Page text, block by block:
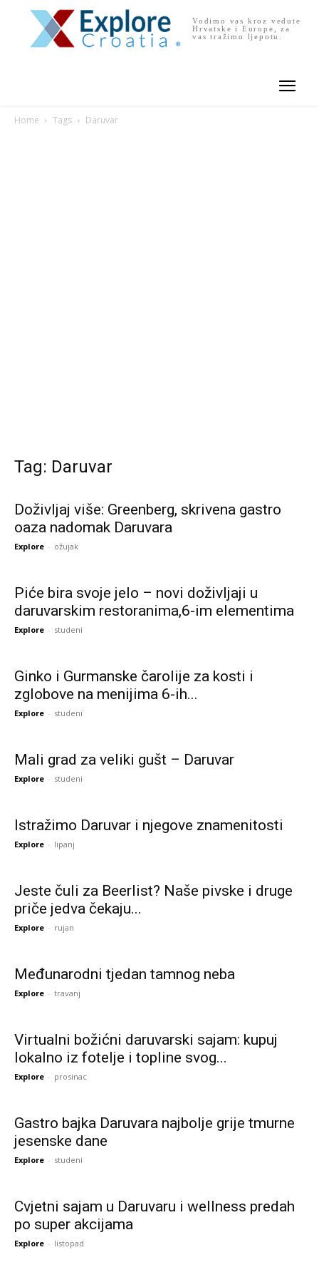
Vodimo vas kroz vedute
Hrvatske i Europe, za
vas tražimo ljepotu.
Home Tags Daruvar
Tag: Daruvar
Doživljaj više: Greenberg, skrivena gastro
oaza nadomak Daruvara
Explore - ožujak
Piće bira svoje jelo – novi doživljaji u
daruvarskim restoranima,6-im elementima
Explore - studeni
Ginko i Gurmanske čarolije za kosti i
zglobove na menijima 6-ih...
Explore - studeni
Mali grad za veliki gušt – Daruvar
Explore - studeni
Istražimo Daruvar i njegove znamenitosti
Explore - lipanj
Jeste čuli za Beerlist? Naše pivske i druge
priče jedva čekaju...
Explore - rujan
Međunarodni tjedan tamnog neba
Explore - travanj
Virtualni božićni daruvarski sajam: kupuj
lokalno iz fotelje i topline svog...
Explore - prosinac
Gastro bajka Daruvara najbolje grije tmurne
jesenske dane
Explore - studeni
Cvjetni sajam u Daruvaru i wellness predah
po super akcijama
Explore - listopad